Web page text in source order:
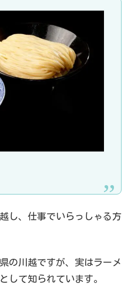
し、仕事でいらっしゃる方
の川越ですが、実はラーメ
して知られています。